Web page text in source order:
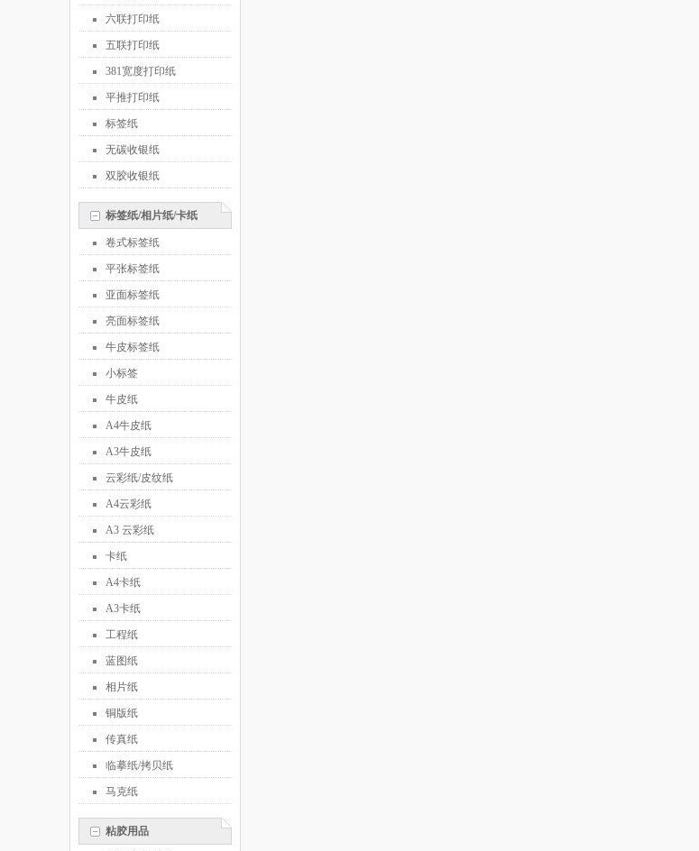
六联打印纸
五联打印纸
381宽度打印纸
平推打印纸
标签纸
无碳收银纸
双胶收银纸
标签纸/相片纸/卡纸
卷式标签纸
平张标签纸
亚面标签纸
亮面标签纸
牛皮标签纸
小标签
牛皮纸
A4牛皮纸
A3牛皮纸
云彩纸/皮纹纸
A4云彩纸
A3 云彩纸
卡纸
A4卡纸
A3卡纸
工程纸
蓝图纸
相片纸
铜版纸
传真纸
临摹纸/拷贝纸
马克纸
粘胶用品